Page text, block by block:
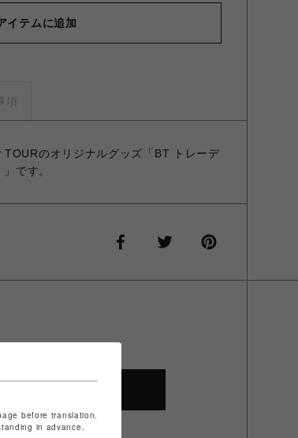
イテムに追加
項
のオリジナルグッズ「BT トレーデ
です。
before translation.
in advance.